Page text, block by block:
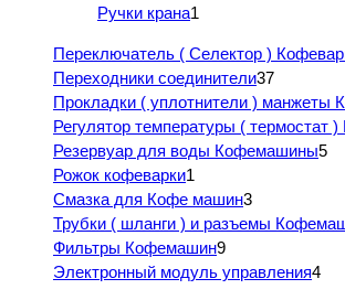
Ручки крана1
Переключатель ( Селектор )
Переходники соединители37
Прокладки ( уплотнители ) манжеты
Регулятор температуры ( термостат
Резервуар для воды Кофемашины5
Рожок кофеварки1
Смазка для Кофе машин3
Трубки ( шланги ) и разъемы
Фильтры Кофемашин9
Электронный модуль управления4